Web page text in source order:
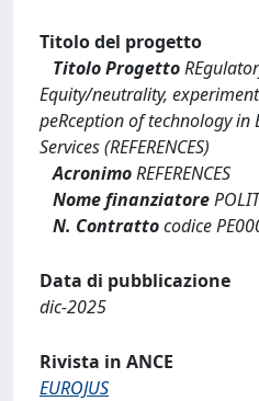
Titolo del progetto
Titolo Progetto
Equity/neutrality,
peRception of technology
Services (REFERENCES)
AcronimoREFERENCES
Nome finanziatore
N. Contrattocodice
Data di pubblicazione
dic-2025
Rivista in ANCE
EUROJUS